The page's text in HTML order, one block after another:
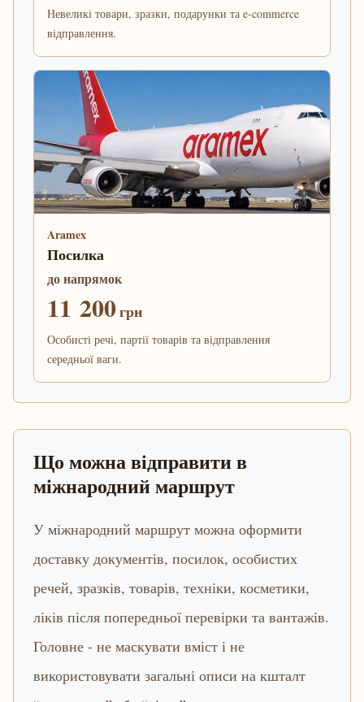
Невеликі товари, зразки, подарунки та e-commerce
відправлення.
Aramex
Посилка
до напрямок
11 200грн
Особисті речі, партії товарів та відправлення
середньої ваги.
Що можна відправити в
міжнародний маршрут
У міжнародний маршрут можна оформити
доставку документів, посилок, особистих
речей, зразків, товарів, техніки, косметики,
ліків після попередньої перевірки та вантажів.
Головне - не маскувати вміст і не
використовувати загальні описи на кшталт